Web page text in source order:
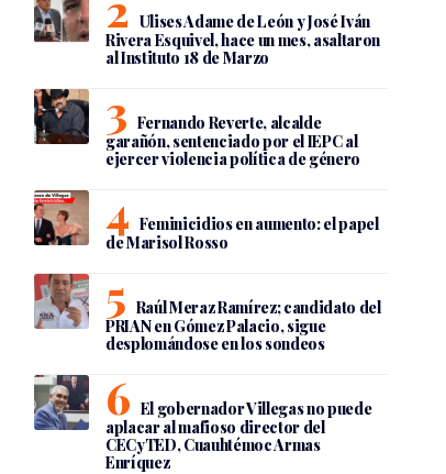
Ulises Adame de León y José Iván
Rivera Esquivel, hace un mes, asaltaron
al Instituto 18 de Marzo
Fernando Reverte, alcalde
garañón, sentenciado por el IEPC al
ejercer violencia política de género
Feminicidios en aumento: el papel
de Marisol Rosso
Raúl Meraz Ramírez; candidato del
PRIAN en Gómez Palacio, sigue
desplomándose en los sondeos
El gobernador Villegas no puede
aplacar al mafioso director del
CECyTED, Cuauhtémoc Armas
Enríquez